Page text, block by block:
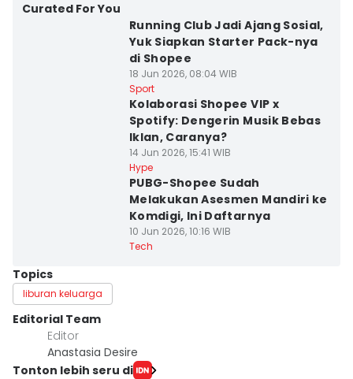
Curated For You
Running Club Jadi Ajang Sosial,
Yuk Siapkan Starter Pack-nya
di Shopee
18 Jun 2026, 08:04 WIB
Sport
Kolaborasi Shopee VIP x
Spotify: Dengerin Musik Bebas
Iklan, Caranya?
14 Jun 2026, 15:41 WIB
Hype
PUBG-Shopee Sudah
Melakukan Asesmen Mandiri ke
Komdigi, Ini Daftarnya
10 Jun 2026, 10:16 WIB
Tech
Topics
liburan keluarga
Editorial Team
Editor
Anastasia Desire
Tonton lebih seru di